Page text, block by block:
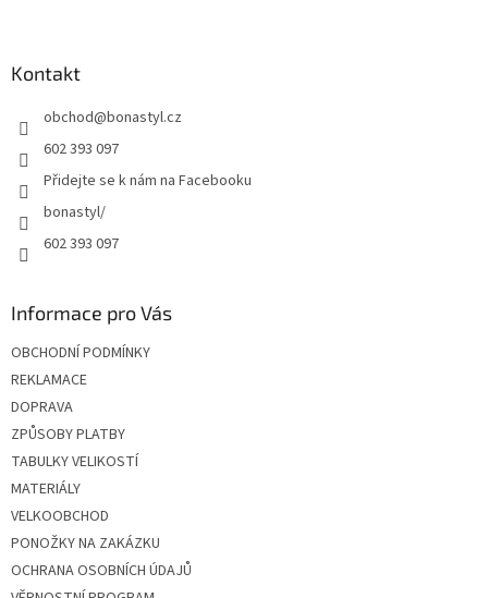
Kontakt
obchod@bonastyl.cz
602 393 097
Přidejte se k nám na Facebooku
bonastyl/
602 393 097
Informace pro Vás
OBCHODNÍ PODMÍNKY
REKLAMACE
DOPRAVA
ZPŮSOBY PLATBY
TABULKY VELIKOSTÍ
MATERIÁLY
VELKOOBCHOD
PONOŽKY NA ZAKÁZKU
OCHRANA OSOBNÍCH ÚDAJŮ